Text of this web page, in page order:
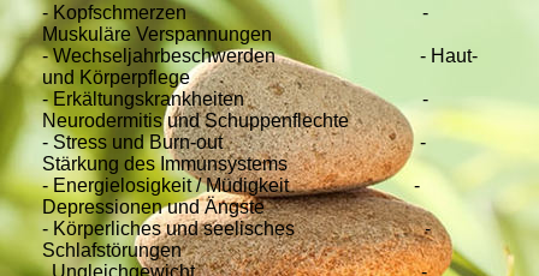
- Kopfschmerzen -
Muskuläre Verspannungen
- Wechseljahrbeschwerden - Haut-
und Körperpflege
- Erkältungskrankheiten -
Neurodermitis und Schuppenflechte
- Stress und Burn-out -
Stärkung des Immunsystems
- Energielosigkeit / Müdigkeit -
Depressionen und Ängste
- Körperliches und seelisches -
Schlafstörungen
Ungleichgewicht -